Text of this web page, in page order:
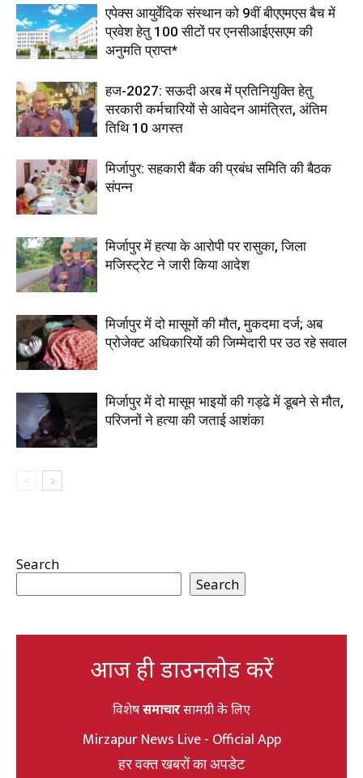
एपेक्स आयुर्वेदिक संस्थान को 9वीं बीएएमएस बैच में
प्रवेश हेतु 100 सीटों पर एनसीआईएसएम की
अनुमति प्राप्त*
हज-2027: सऊदी अरब में प्रतिनियुक्ति हेतु
सरकारी कर्मचारियों से आवेदन आमंत्रित, अंतिम
तिथि 10 अगस्त
मिर्जापुर: सहकारी बैंक की प्रबंध समिति की बैठक
संपन्न
मिर्जापुर में हत्या के आरोपी पर रासुका, जिला
मजिस्ट्रेट ने जारी किया आदेश
मिर्जापुर में दो मासूमों की मौत, मुकदमा दर्ज; अब
प्रोजेक्ट अधिकारियों की जिम्मेदारी पर उठ रहे सवाल
मिर्जापुर में दो मासूम भाइयों की गड्ढे में डूबने से मौत,
परिजनों ने हत्या की जताई आशंका
Search
Search
आज ही डाउनलोड करें
विशेषसमाचारसामग्री के लिए
Mirzapur News Live - Official App
हर वक्त खबरों का अपडेट